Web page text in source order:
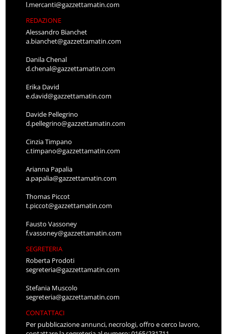
l.mercanti@gazzettamatin.com
REDAZIONE
Alessandro Bianchet
a.bianchet@gazzettamatin.com
Danila Chenal
d.chenal@gazzettamatin.com
Erika David
e.david@gazzettamatin.com
Davide Pellegrino
d.pellegrino@gazzettamatin.com
Cinzia Timpano
c.timpano@gazzettamatin.com
Arianna Papalia
a.papalia@gazzettamatin.com
Thomas Piccot
t.piccot@gazzettamatin.com
Fausto Vassoney
f.vassoney@gazzettamatin.com
SEGRETERIA
Roberta Prodoti
segreteria@gazzettamatin.com
Stefania Muscolo
segreteria@gazzettamatin.com
CONTATTACI
Per pubblicazione annunci, necrologi, offro e cerco lavoro,